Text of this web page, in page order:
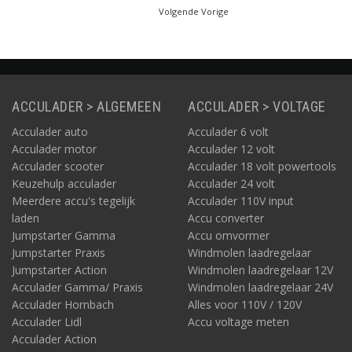
uw elektrische auto.
Volgende Vorige
ACCULADER > ALGEMEEN
Acculader auto
Acculader motor
Acculader scooter
Keuzehulp acculader
Meerdere accu's tegelijk
laden
Jumpstarter Gamma
Jumpstarter Praxis
Jumpstarter Action
Acculader Gamma/ Praxis
Acculader Hornbach
Acculader Lidl
Acculader Action
ACCULADER > VOLTAGE
Acculader 6 volt
Acculader 12 volt
Acculader 18 volt powertools
Acculader 24 volt
Acculader 110V input
Accu converter
Accu omvormer
Windmolen laadregelaar
Windmolen laadregelaar 12V
Windmolen laadregelaar 24V
Alles voor 110V / 120V
Accu voltage meten